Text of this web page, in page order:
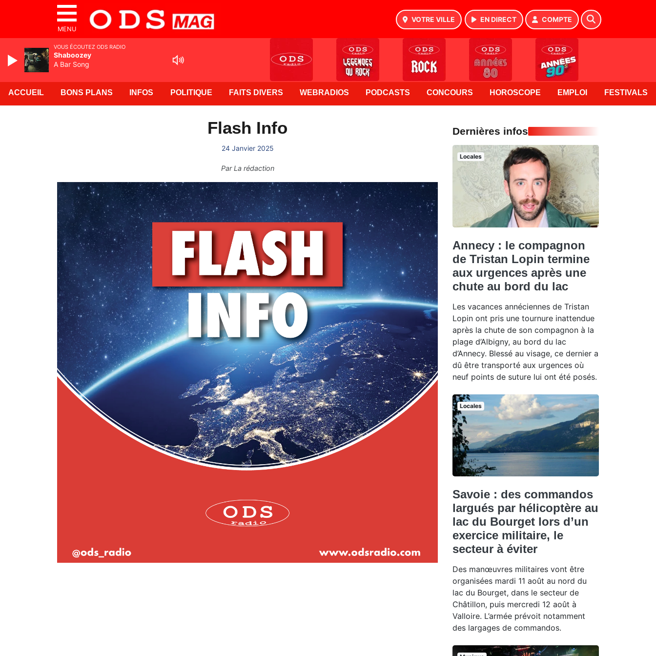
MENU
VOTRE VILLE EN DIRECT COMPTE
ACCUEIL BONS PLANS INFOS POLITIQUE FAITS DIVERS WEBRADIOS PODCASTS CONCOURS HOROSCOPE EMPLOI FESTIVALS
Flash Info
24 Janvier 2025
ParLa rédaction
Dernières infos
Locales
Annecy : le compagnon
de Tristan Lopin termine
aux urgences après une
chute au bord du lac
Les vacances annéciennes de Tristan
Lopin ont pris une tournure inattendue
après la chute de son compagnon à la
plage d’Albigny, au bord du lac
d’Annecy. Blessé au visage, ce dernier a
dû être transporté aux urgences où
neuf points de suture lui ont été posés.
Locales
Savoie : des commandos
largués par hélicoptère au
lac du Bourget lors d’un
exercice militaire, le
secteur à éviter
Des manœuvres militaires vont être
organisées mardi 11 août au nord du
lac du Bourget, dans le secteur de
Châtillon, puis mercredi 12 août à
Valloire. L’armée prévoit notamment
des largages de commandos.
VOUS ÉCOUTEZ ODS RADIO
Shaboozey
A Bar Song